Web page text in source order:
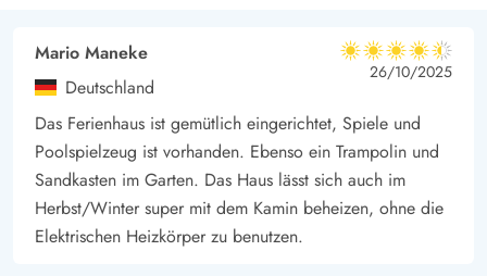
Erholung und Aktivitäten für Groß und Klein
Das Rasengrundstück ist ideal für Familien mit Kindern und
Die Kleinsten werden mit der Schaukel, einem Sandkasten, nah
der Terrassen, endlosen Spaß haben. Ihr könnt es euch in den
komfortablen Gartenmöbeln gemütlich machen, und der Grill
anzünden, wenn ihr ein gemütliches Barbecue genießen
Mario Maneke
Deutschland
4.5 von 5
4.5 von 5
4.5 out of 5
26/10/2025
Das Ferienhaus ist gemütlich eingerichtet, Spiele und
Poolspielzeug ist vorhanden. Ebenso ein Trampolin und
Sandkasten im Garten. Das Haus lässt sich auch im
Herbst/Winter super mit dem Kamin beheizen, ohne die
Elektrischen Heizkörper zu benutzen.